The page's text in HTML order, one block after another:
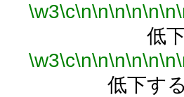
\w3\c\n\n\n\n\n\n
低下
\w3\c\n\n\n\n\n\n
低下す